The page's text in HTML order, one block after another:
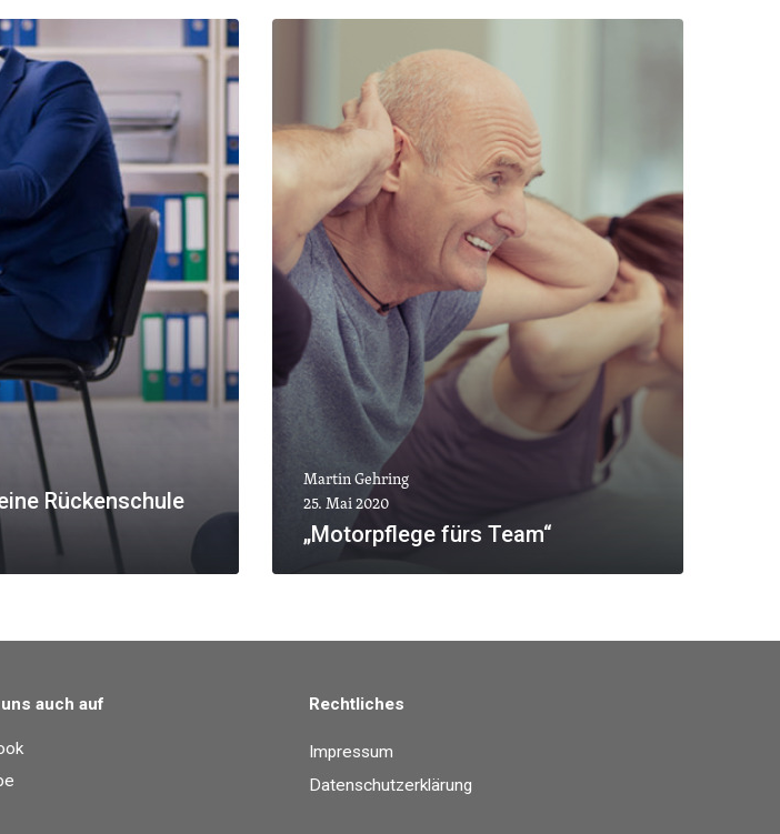
MEHR ANZEIGEN
Rückenschule
Martin Gehring
25. Mai 2020
„Motorpflege fürs Team“
MEHR ANZEIGEN
auch auf Rechtliches
Impressum
Datenschutzerklärung